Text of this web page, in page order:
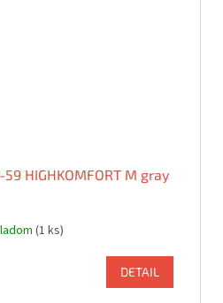
HIGHKOMFORT M gray
(1 ks)
DETAIL